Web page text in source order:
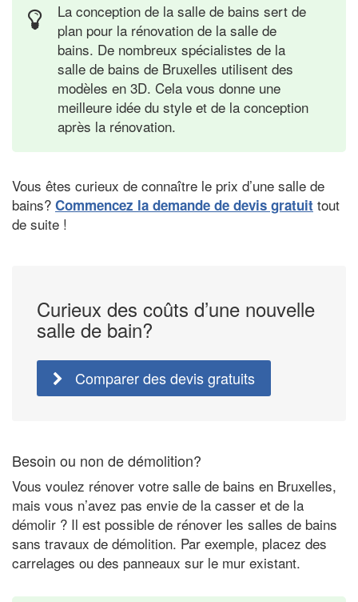
La conception de la salle de bains sert de
plan pour la rénovation de la salle de
bains. De nombreux spécialistes de la
salle de bains de Bruxelles utilisent des
modèles en 3D. Cela vous donne une
meilleure idée du style et de la conception
après la rénovation.
Vous êtes curieux de connaître le prix d’une salle de
bains? Commencez la demande de devis gratuit tout
de suite !
Curieux des coûts d’une nouvelle
salle de bain?
Comparer des devis gratuits
Besoin ou non de démolition?
Vous voulez rénover votre salle de bains en Bruxelles,
mais vous n’avez pas envie de la casser et de la
démolir ? Il est possible de rénover les salles de bains
sans travaux de démolition. Par exemple, placez des
carrelages ou des panneaux sur le mur existant.